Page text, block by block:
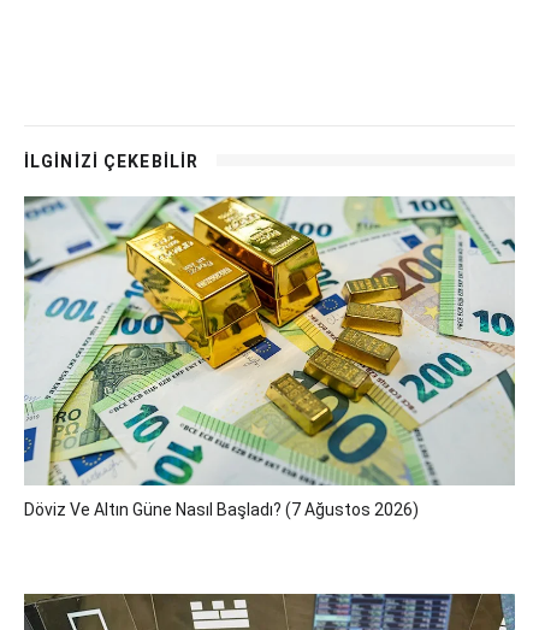
İLGİNİZİ ÇEKEBİLİR
Döviz Ve Altın Güne Nasıl Başladı? (7 Ağustos 2026)